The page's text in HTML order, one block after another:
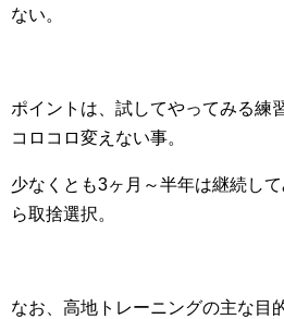
ない。
ポイントは、試してやってみる練
コロコロ変えない事。
少なくとも3ヶ月～半年は継続し
ら取捨選択。
なお、高地トレーニングの主な目